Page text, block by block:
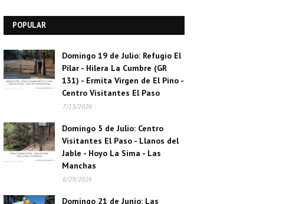
POPULAR
Domingo 19 de Julio: Refugio El
Pilar - Hilera La Cumbre (GR
131) - Ermita Virgen de El Pino -
Centro Visitantes El Paso
7/13/2026
Domingo 5 de Julio: Centro
Visitantes El Paso - Llanos del
Jable - Hoyo La Sima - Las
Manchas
6/29/2026
Domingo 21 de Junio: Las